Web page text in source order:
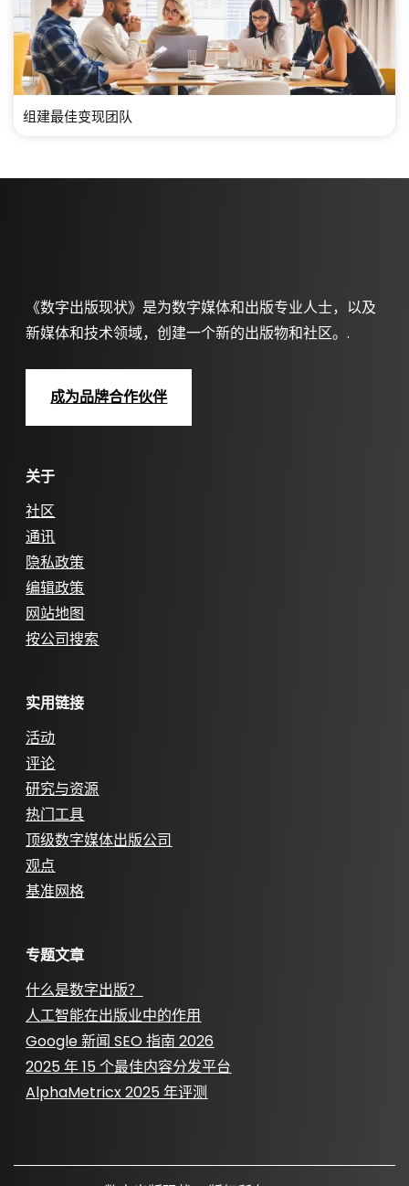
组建最佳变现团队
《数字出版现状》是为数字媒体和出版专业人士，以及
新媒体和技术领域，创建一个新的出版物和社区。.
成为品牌合作伙伴
关于
社区
通讯
隐私政策
编辑政策
网站地图
按公司搜索
实用链接
活动
评论
研究与资源
热门工具
顶级数字媒体出版公司
观点
基准网格
专题文章
什么是数字出版？
人工智能在出版业中的作用
Google 新闻 SEO 指南 2026
2025 年 15 个最佳内容分发平台
AlphaMetricx 2025 年评测